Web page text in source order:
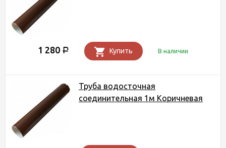
1 280 Р Купить В наличии
Труба водосточная
соединительная 1м Коричневая